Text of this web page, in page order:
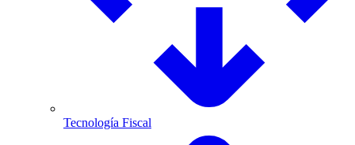
Tecnología Fiscal